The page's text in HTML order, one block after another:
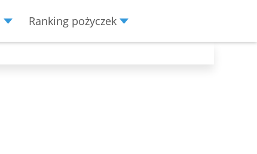
Ranking pożyczek